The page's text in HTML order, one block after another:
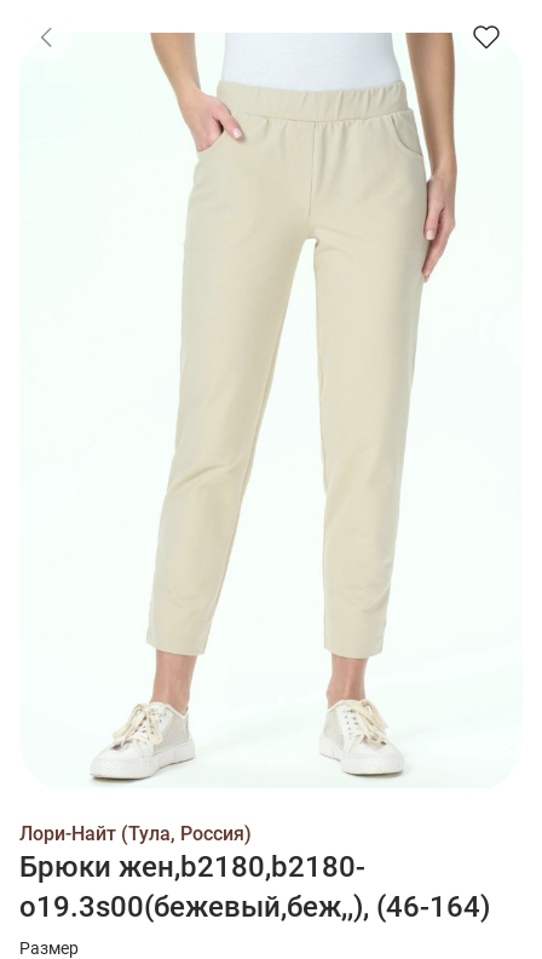
Лори-Найт (Тула, Россия)
Брюки жен,b2180,b2180-
o19.3s00(бежевый,беж,,), (46-164)
Размер